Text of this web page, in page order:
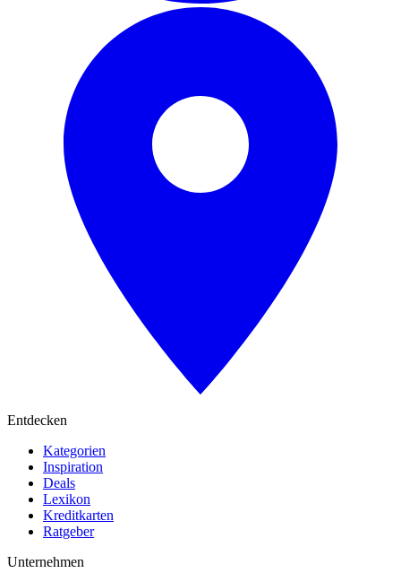
Entdecken
Kategorien
Inspiration
Deals
Lexikon
Kreditkarten
Ratgeber
Unternehmen